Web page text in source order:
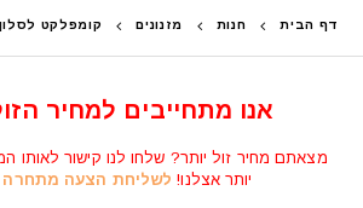
דף הבית חנות מזנונים קומפלקט לסלון
אנו מתחייבים למחיר
מצאתם מחיר זול יותר? שלחו לנו קישור לאותו
יותר אצלנו! לשליחת הצעה מתחרה